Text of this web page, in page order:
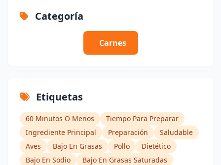
Categoría
Carnes
Etiquetas
60 Minutos O Menos
Tiempo Para Preparar
Ingrediente Principal
Preparación
Saludable
Aves
Bajo En Grasas Pollo
Dietético
Bajo En Sodio
Bajo En Grasas Saturadas